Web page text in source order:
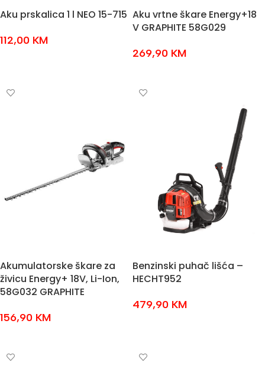
Aku prskalica 1 l NEO 15-715
112,00 KM
Aku vrtne škare Energy+18
V GRAPHITE 58G029
269,90 KM
Akumulatorske škare za
živicu Energy+ 18V, Li-Ion,
58G032 GRAPHITE
156,90 KM
Benzinski puhač lišća –
HECHT952
479,90 KM